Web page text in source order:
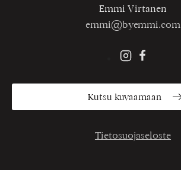
Emmi Virtanen
emmi@byemmi.com
Kutsu kuvaamaan
Tietosuojaseloste